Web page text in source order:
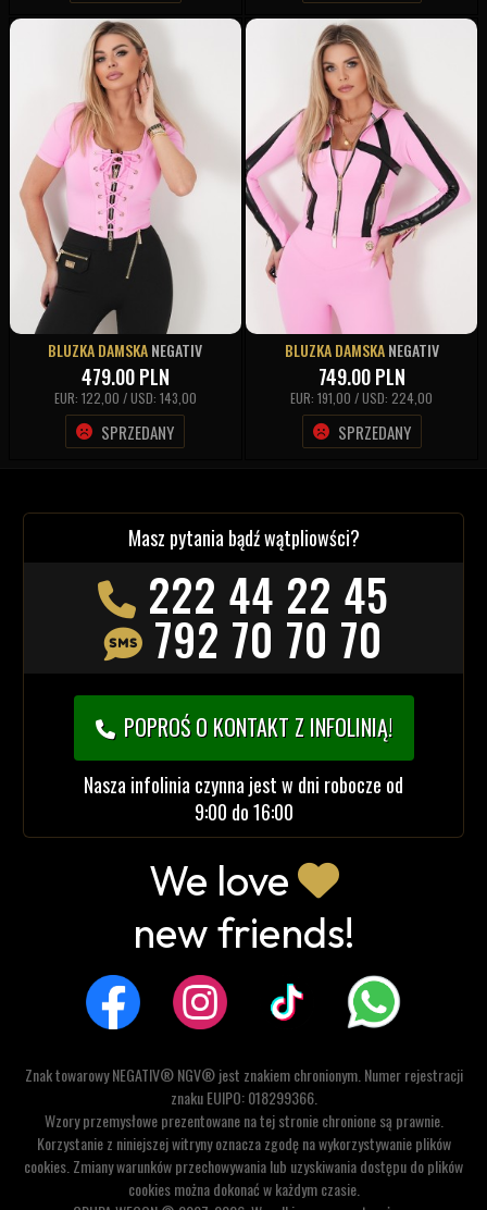
BLUZKA DAMSKANEGATIV
479.00PLN
EUR: 122,00 / USD: 143,00
SPRZEDANY
BLUZKA DAMSKANEGATIV
749.00PLN
EUR: 191,00 / USD: 224,00
SPRZEDANY
Masz pytania bądź wątpliowści?
222 44 22 45
792 70 70 70
POPROŚ O KONTAKT Z INFOLINIĄ!
Nasza infolinia czynna jest w dni robocze od
9:00 do 16:00
We love
new friends!
Znak towarowy NEGATIV® NGV® jest znakiem chronionym. Numer rejestracji
znaku EUIPO: 018299366.
Wzory przemysłowe prezentowane na tej stronie chronione są prawnie.
Korzystanie z niniejszej witryny oznacza zgodę na wykorzystywanie plików
cookies. Zmiany warunków przechowywania lub uzyskiwania dostępu do plików
cookies można dokonać w każdym czasie.